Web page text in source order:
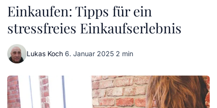
Einkaufen: Tipps für ein
stressfreies Einkaufserlebnis
Lukas Koch·6. Januar 2025·2 min